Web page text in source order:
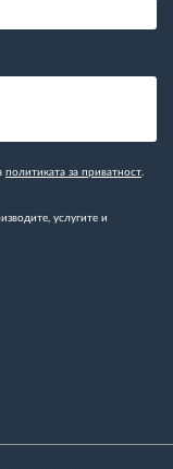
политиката за приватност.
услугите и